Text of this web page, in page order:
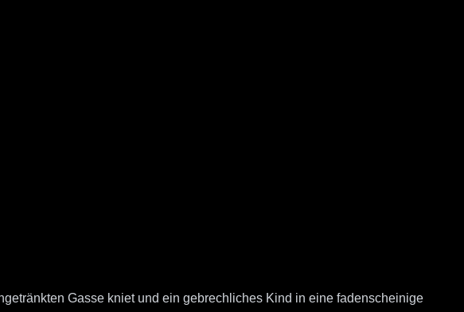
Gasse kniet und ein gebrechliches Kind in eine fadenscheinige